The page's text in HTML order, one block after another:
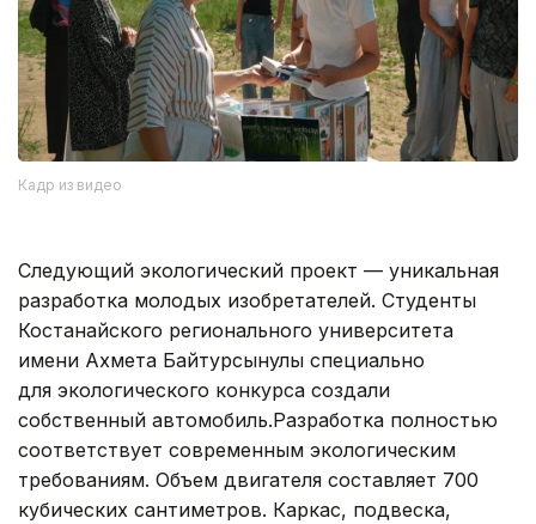
Кадр из видео
Следующий экологический проект — уникальная
разработка молодых изобретателей. Студенты
Костанайского регионального университета
имени Ахмета Байтурсынулы специально
для экологического конкурса создали
собственный автомобиль.Разработка полностью
соответствует современным экологическим
требованиям. Объем двигателя составляет 700
кубических сантиметров. Каркас, подвеска,